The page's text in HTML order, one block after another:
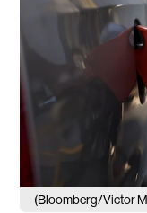
(Bloomberg/Victor